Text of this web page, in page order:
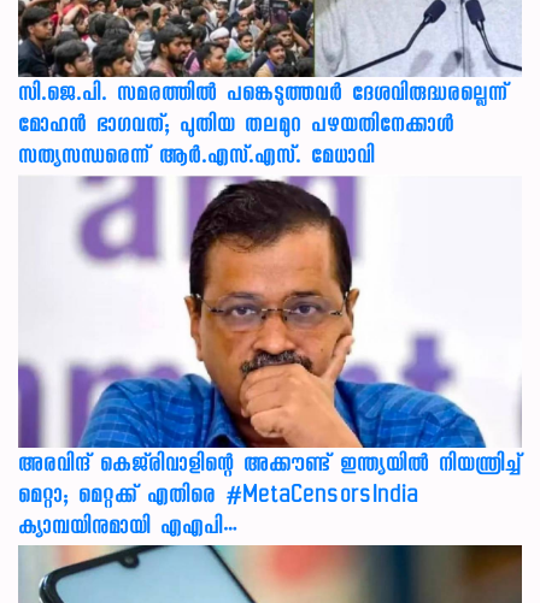
സി.ജെ.പി. സമരത്തിൽ പങ്കെടുത്തവർ ദേശവിരുദ്ധരല്ലെന്ന്
മോഹൻ ഭാഗവത്; പുതിയ തലമുറ പഴയതിനേക്കാൾ
സത്യസന്ധരെന്ന് ആർ.എസ്.എസ്. മേധാവി
അരവിന്ദ് കെജ്‌രിവാളിന്റെ അക്കൗണ്ട് ഇന്ത്യയിൽ നിയന്ത്രിച്ച്
മെറ്റാ; മെറ്റക്ക് എതിരെ #MetaCensorsIndia
ക്യാമ്പയിനുമായി എഎപി…